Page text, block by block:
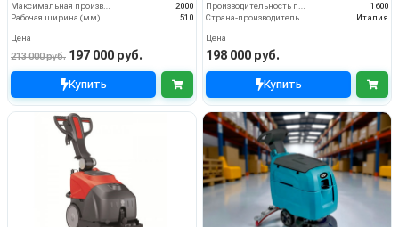
2000
Рабочая ширина (мм)
510
Цена
213 000 руб. 197 000 руб.
Купить
1600
Страна-производитель
Италия
Цена
198 000 руб.
Купить